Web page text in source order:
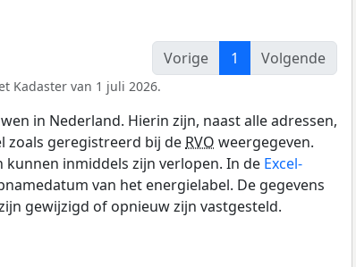
Vorige
1 Volgende
Kadaster van 1 juli 2026.
in Nederland. Hierin zijn, naast alle adressen,
zoals geregistreerd bij de RVO weergegeven.
inmiddels zijn verlopen. In de Excel-
van het energielabel. De gegevens
gewijzigd of opnieuw zijn vastgesteld.